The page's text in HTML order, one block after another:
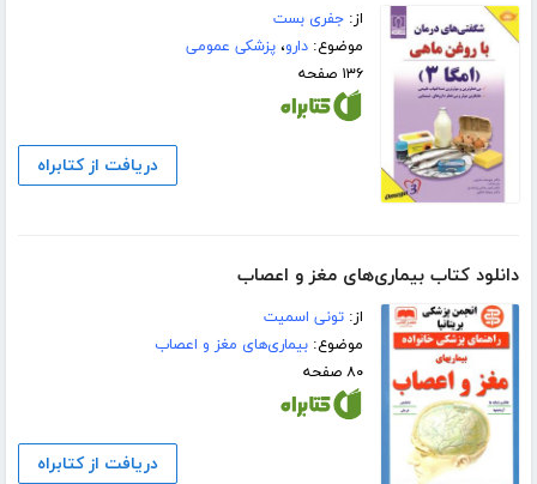
از:جفری بست
موضوع:دارو،پزشکی عمومی
۱۳۶ صفحه
دریافت از کتابراه
دانلود کتاب بیماری‌های مغز و اعصاب
از:تونی اسمیت
موضوع:بیماری‌های مغز و اعصاب
۸۰ صفحه
دریافت از کتابراه